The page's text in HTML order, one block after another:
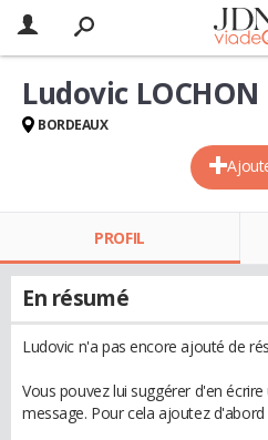
Ludovic LOCHON
BORDEAUX
PROFIL
En résumé
Ludovic n'a pas encore ajouté de
Vous pouvez lui suggérer d'en
message. Pour cela ajoutez